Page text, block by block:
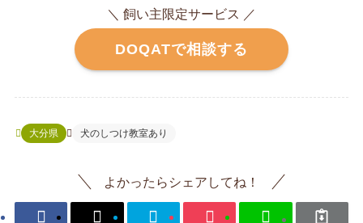
＼ 飼い主限定サービス ／
DOQATで相談する
大分県 犬のしつけ教室あり
よかったらシェアしてね！